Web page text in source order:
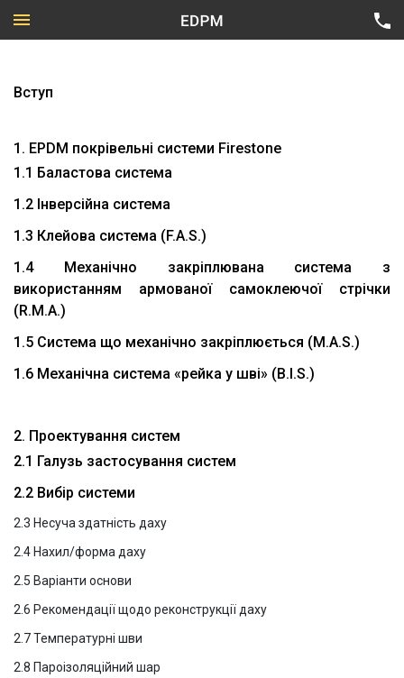
Приватний сектор
Цивільне будівництво
Промислове будівництво
Підземні об’єкти
Всі напрямки
Технічна карта Firestone
Вступ
1. EPDM покрівельні системи Firestone
1.1 Баластова система
1.2 Інверсійна система
1.3 Клейова система (F.A.S.)
1.4 Механічно закріплювана система з
використанням армованої самоклеючої стрічки
(R.M.A.)
1.5 Система що механічно закріплюється (M.A.S.)
1.6 Механічна система «рейка у шві» (B.I.S.)
2. Проектування систем
2.1 Галузь застосування систем
2.2 Вибір системи
2.3 Несуча здатність даху
2.4 Нахил/форма даху
2.5 Варіанти основи
2.6 Рекомендації щодо реконструкції даху
2.7 Температурні шви
2.8 Пароізоляційний шар